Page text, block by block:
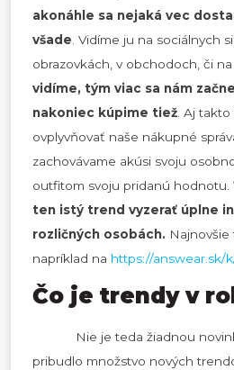
akonáhle sa nejaká vec
všade. Vidíme ju na sociálnych
obrazovkách, v obchodoch, či
vidíme, tým viac sa nám
nakoniec kúpime tiež. Aj
ovplyvňovať naše nákupné
zachovávame akúsi svoju
outfitom svoju pridanú hodnotu.
ten istý trend vyzerať úplne
rozličných osobách.
napríklad na https://answear.sk/
Čo je trendy v
Nie je teda žiadnou
pribudlo množstvo nových